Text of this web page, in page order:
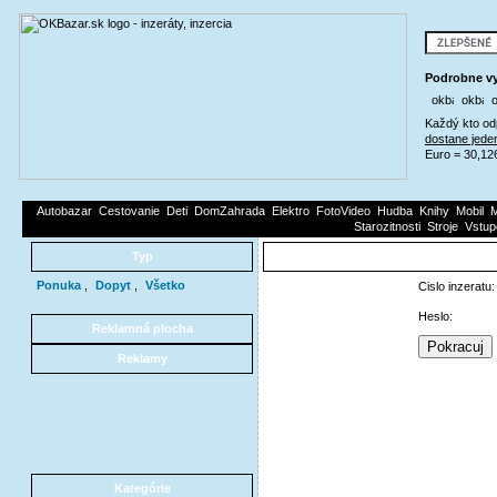
Podrobne
Každý kto
dostane
Euro =
Autobazar Cestovanie Deti DomZahrada Elektro FotoVideo Hudba Knihy Mobil
Starozitnosti Stroje
Typ
Ponuka Dopyt Všetko
Reklamná plocha
Reklamy
Kategórie
Cislo inzeratu:
Heslo: